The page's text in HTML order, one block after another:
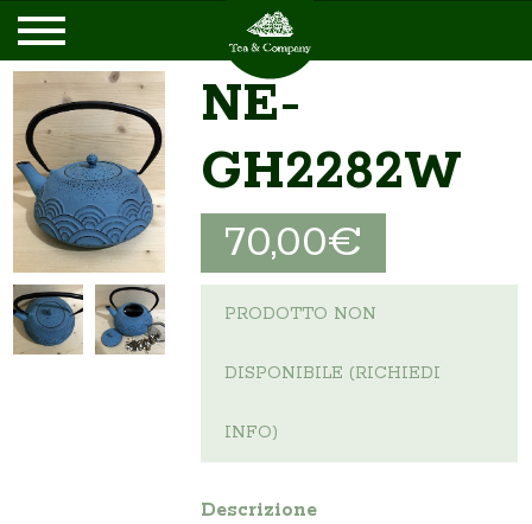
NE-
GH2282W
70,00€
PRODOTTO NON
DISPONIBILE (RICHIEDI
INFO)
Descrizione